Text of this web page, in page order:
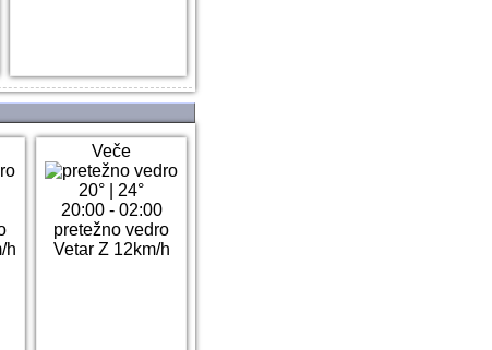
h
Veče
20°
24°
20:00 - 02:00
pretežno vedro
Vetar Z 12km/h